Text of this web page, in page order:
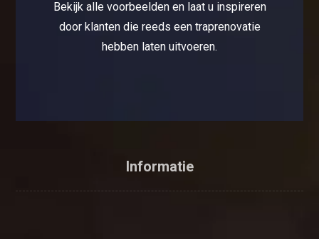
Bekijk alle voorbeelden en laat u inspireren
door klanten die reeds een traprenovatie
hebben laten uitvoeren.
Informatie